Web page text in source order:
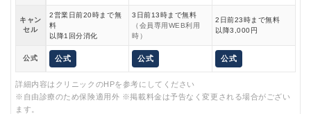
キャン
セル
2営業日前20時まで無
料
以降1回分消化
3日前13時まで無料
（会員専用WEB利用
時）
2日前23時まで無料
以降3,000円
公式 公式 公式 公式
詳細内容はクリニックのHPを参考にしてください
※自由診療のため保険適用外 ※掲載料金は予告なく変更される場合がござい
ます。